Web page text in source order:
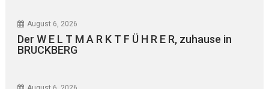
August 6, 2026
Der W E L T M A R K T F Ü H R E R, zuhause in
BRUCKBERG